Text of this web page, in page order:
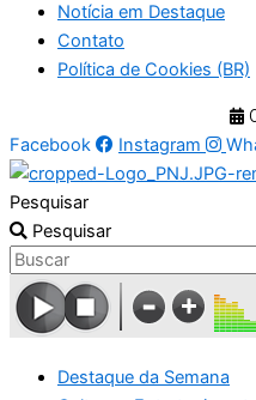
Notícia em Destaque
Contato
Política de Cookies (BR)
Facebook
Instagram
Pesquisar
Pesquisar
Destaque da Semana